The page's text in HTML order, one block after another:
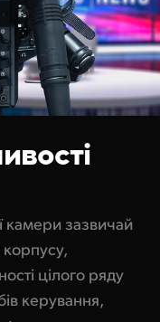
камери зазвичай
цілого ряду
керування,